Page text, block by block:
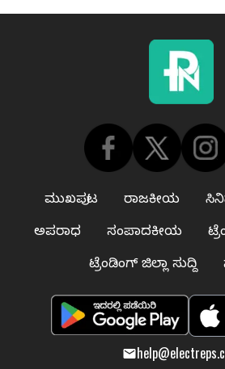
ಮುಖಪುಟ ರಾಜಕೀಯ
ಅಪರಾಧ
ಸಂಪಾದಕೀಯ
ಟ್ರೆಂಡಿಂಗ್ ಜಿಲ್ಲಾ ಸುದ್ದಿ